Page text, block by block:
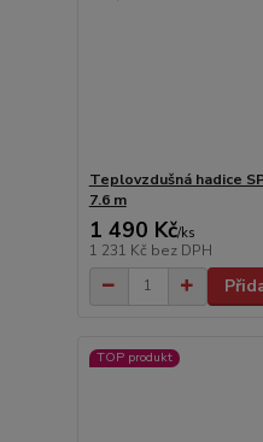
Teplovzdušná hadice
7.6 m
1 490 Kč/ks
1 231 Kč bez DPH
TOP produkt